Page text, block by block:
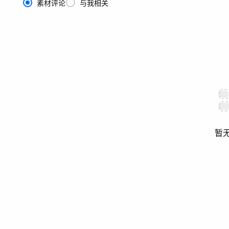
素材评论 与我相关
暂